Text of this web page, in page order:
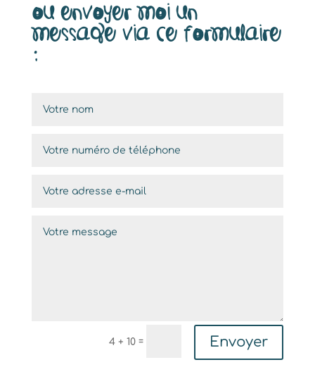
ou envoyer moi un
message via ce formulaire
:
4 + 10 = Envoyer